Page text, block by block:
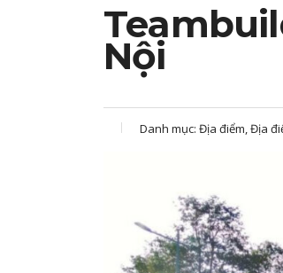
Nội
Danh mục: Địa điểm, Địa